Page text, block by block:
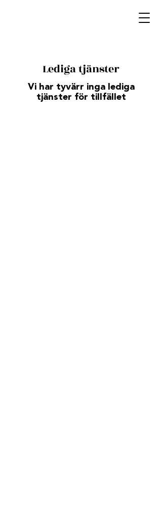
Lediga tjänster
Vi har tyvärr inga lediga
tjänster för tillfället